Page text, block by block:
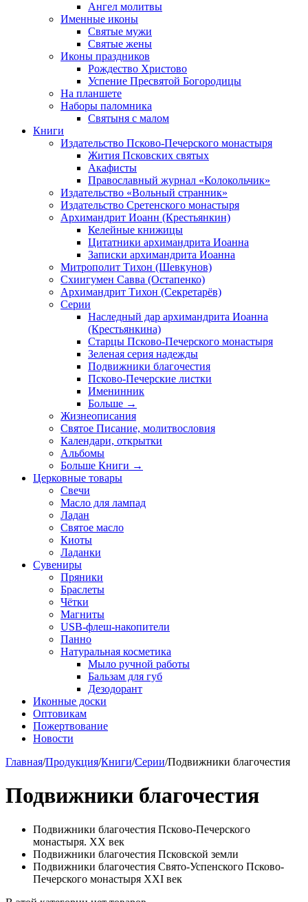
Ангел молитвы
Именные иконы
Святые мужи
Святые жены
Иконы праздников
Рождество Христово
Успение Пресвятой Богородицы
На планшете
Наборы паломника
Святыня с малом
Книги
Издательство Псково-Печерского монастыря
Жития Псковских святых
Акафисты
Православный журнал «Колокольчик»
Издательство «Вольный странник»
Издательство Сретенского монастыря
Архимандрит Иоанн (Крестьянкин)
Келейные книжицы
Цитатники архимандрита Иоанна
Записки архимандрита Иоанна
Митрополит Тихон (Шевкунов)
Схиигумен Савва (Остапенко)
Архимандрит Тихон (Секретарёв)
Серии
Наследный дар архимандрита Иоанна
(Крестьянкина)
Старцы Псково-Печерского монастыря
Зеленая серия надежды
Подвижники благочестия
Псково-Печерские листки
Именинник
Больше →
Жизнеописания
Святое Писание, молитвословия
Календари, открытки
Альбомы
Больше Книги →
Церковные товары
Свечи
Масло для лампад
Ладан
Святое масло
Киоты
Ладанки
Сувениры
Пряники
Браслеты
Чётки
Магниты
USB-флеш-накопители
Панно
Натуральная косметика
Мыло ручной работы
Бальзам для губ
Дезодорант
Иконные доски
Оптовикам
Пожертвование
Новости
Главная/Продукция/Книги/Серии/Подвижники благочестия
Подвижники благочестия
Подвижники благочестия Псково-Печерского
монастыря. XX век
Подвижники благочестия Псковской земли
Подвижники благочестия Свято-Успенского Псково-
Печерского монастыря XXI век